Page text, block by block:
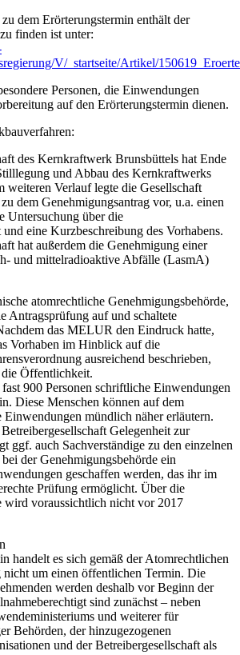
dem Erörterungstermin enthält der
finden ist unter:
V/_startseite/Artikel/
Personen, die Einwendungen
auf den Erörterungstermin dienen.
des Kernkraftwerk Brunsbüttels hat Ende
und Abbau des Kernkraftwerks
weiteren Verlauf legte die Gesellschaft
dem Genehmigungsantrag vor, u.a. einen
Untersuchung über die
eine Kurzbeschreibung des Vorhabens.
hat außerdem die Genehmigung einer
und mittelradioaktive Abfälle (LasmA)
atomrechtliche Genehmigungsbehörde,
Antragsprüfung auf und schaltete
das MELUR den Eindruck hatte,
Vorhaben im Hinblick auf die
ausreichend beschrieben,
Öffentlichkeit.
900 Personen schriftliche Einwendungen
Diese Menschen können auf dem
mündlich näher erläutern.
Gelegenheit zur
ggf. auch Sachverständige zu den einzelnen
der Genehmigungsbehörde ein
geschaffen werden, das ihr im
Prüfung ermöglicht. Über die
wird voraussichtlich nicht vor 2017
handelt es sich gemäß der Atomrechtlichen
nicht um einen öffentlichen Termin. Die
werden deshalb vor Beginn der
sind zunächst – neben
und weiterer für
Behörden, der hinzugezogenen
und der Betreibergesellschaft als